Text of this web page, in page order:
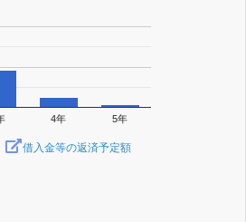
4年 5年
借入金等の返済予定額